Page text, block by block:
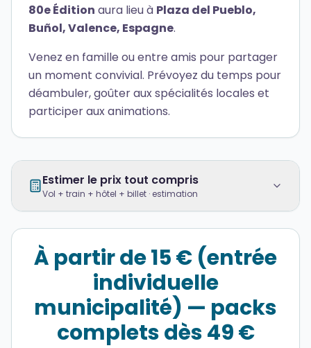
80e Édition aura lieu à Plaza del Pueblo,
Buñol, Valence, Espagne.
Venez en famille ou entre amis pour partager
un moment convivial. Prévoyez du temps pour
déambuler, goûter aux spécialités locales et
participer aux animations.
Estimer le prix tout compris
Vol + train + hôtel + billet · estimation
À partir de 15 € (entrée
individuelle
municipalité) — packs
complets dès 49 €